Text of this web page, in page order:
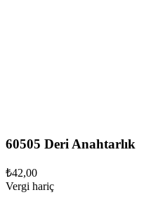
60505 Deri Anahtarlık
₺42,00
Vergi hariç